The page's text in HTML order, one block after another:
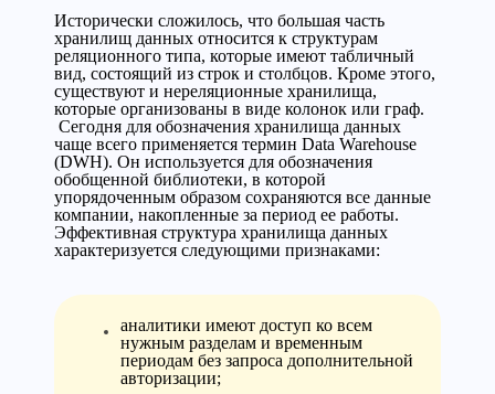
Исторически сложилось, что большая часть
хранилищ данных относится к структурам
реляционного типа, которые имеют табличный
вид, состоящий из строк и столбцов. Кроме этого,
существуют и нереляционные хранилища,
которые организованы в виде колонок или граф.
Сегодня для обозначения хранилища данных
чаще всего применяется термин Data Warehouse
(DWH). Он используется для обозначения
обобщенной библиотеки, в которой
упорядоченным образом сохраняются все данные
компании, накопленные за период ее работы.
Эффективная структура хранилища данных
характеризуется следующими признаками:
аналитики имеют доступ ко всем
нужным разделам и временным
периодам без запроса дополнительной
авторизации;